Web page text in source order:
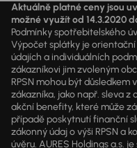
Aktuálně platné ceny jsou
možné využít od 14.3.2020
Podmínky spotřebitelského
Výpočet splátky je
údajích a individuálních
zákazníkovi jim zvoleným
RPSN mohou být
zákazníka, jako např. sleva
akční benefity, které může
případě poskytnutí finanční
zákonný údaj o výši RPSN a
úvěru. AURES Holdings a.s.